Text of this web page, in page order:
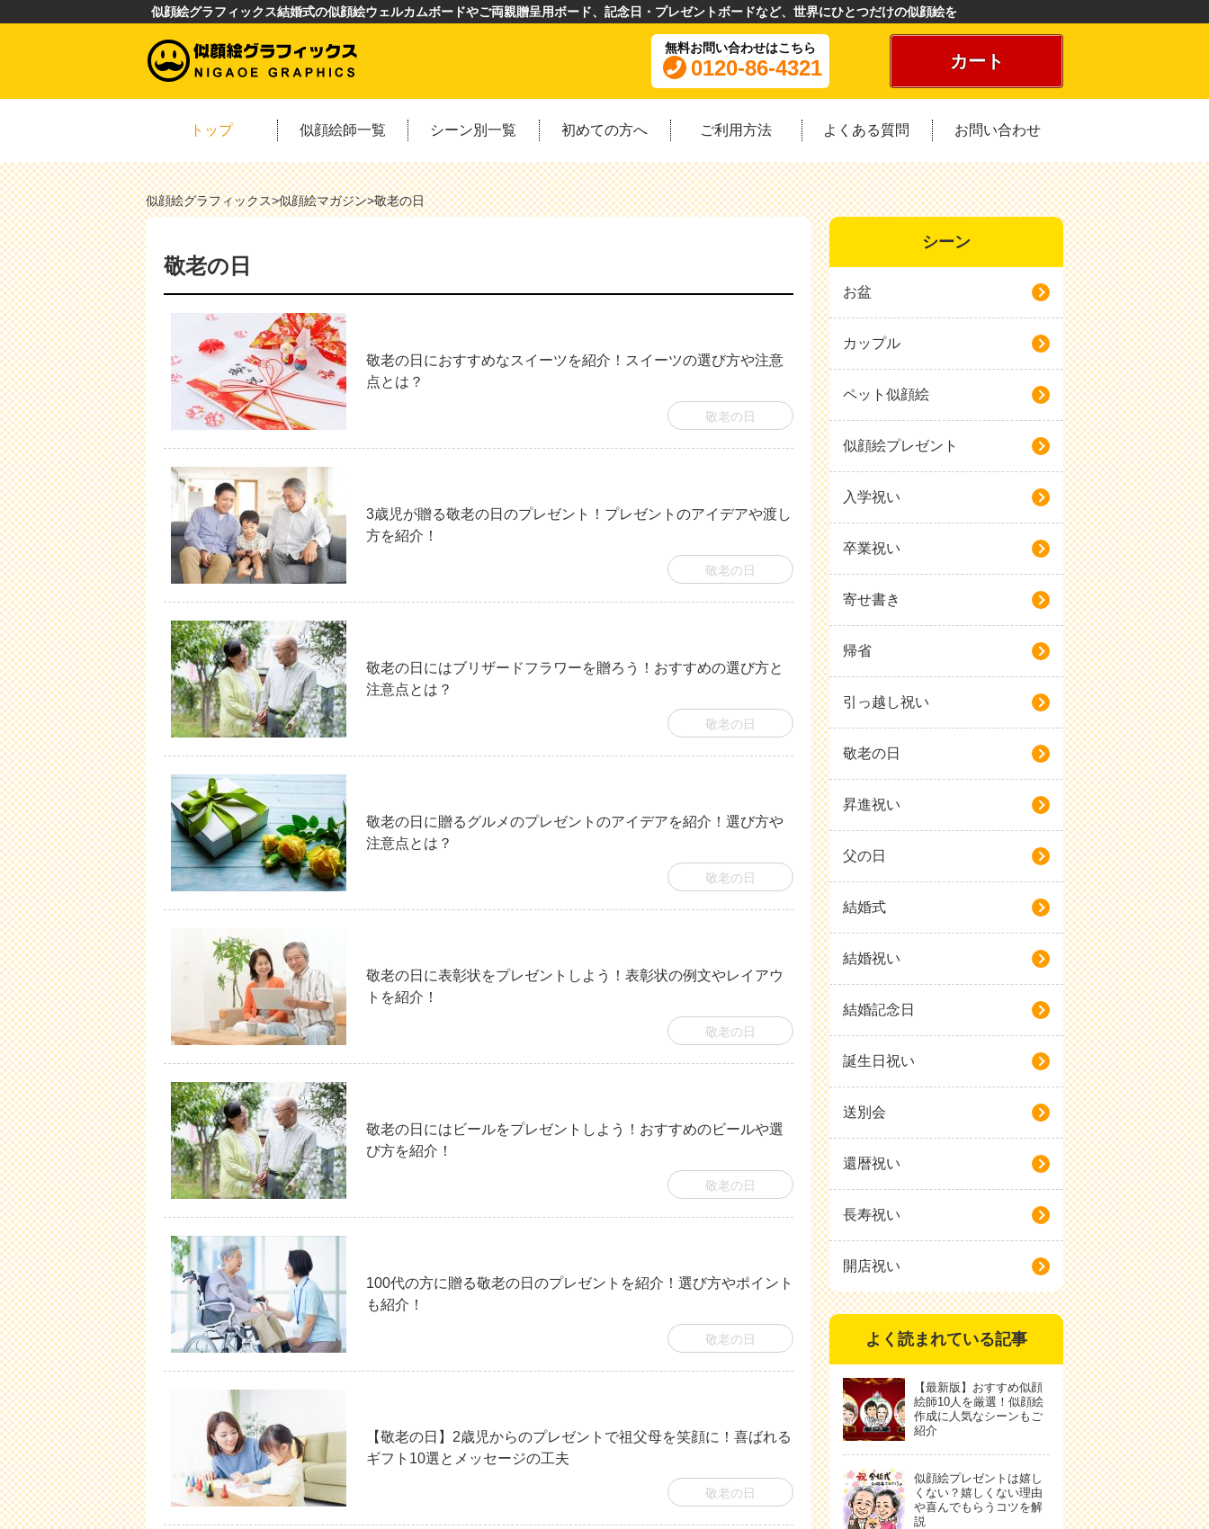
似顔絵グラフィックス結婚式の似顔絵ウェルカムボードやご両親贈呈用ボード、記念日・プレゼントボードなど、世界にひとつだけの似顔絵を
無料お問い合わせはこちら
0120-86-4321 カート
トップ 似顔絵師一覧 シーン別一覧 初めての方へ ご利用方法 よくある質問 お問い合わせ
似顔絵グラフィックス>似顔絵マガジン>敬老の日
敬老の日
敬老の日におすすめなスイーツを紹介！スイーツの選び方や注意
点とは？
敬老の日
3歳児が贈る敬老の日のプレゼント！プレゼントのアイデアや渡し
方を紹介！
敬老の日
敬老の日にはブリザードフラワーを贈ろう！おすすめの選び方と
注意点とは？
敬老の日
敬老の日に贈るグルメのプレゼントのアイデアを紹介！選び方や
注意点とは？
敬老の日
敬老の日に表彰状をプレゼントしよう！表彰状の例文やレイアウ
トを紹介！
敬老の日
敬老の日にはビールをプレゼントしよう！おすすめのビールや選
び方を紹介！
敬老の日
100代の方に贈る敬老の日のプレゼントを紹介！選び方やポイント
も紹介！
敬老の日
【敬老の日】2歳児からのプレゼントで祖父母を笑顔に！喜ばれる
ギフト10選とメッセージの工夫
敬老の日
シーン
お盆
カップル
ペット似顔絵
似顔絵プレゼント
入学祝い
卒業祝い
寄せ書き
帰省
引っ越し祝い
敬老の日
昇進祝い
父の日
結婚式
結婚祝い
結婚記念日
誕生日祝い
送別会
還暦祝い
長寿祝い
開店祝い
よく読まれている記事
【最新版】おすすめ似顔
絵師10人を厳選！似顔絵
作成に人気なシーンもご
紹介
似顔絵プレゼントは嬉し
くない？嬉しくない理由
や喜んでもらうコツを解
説